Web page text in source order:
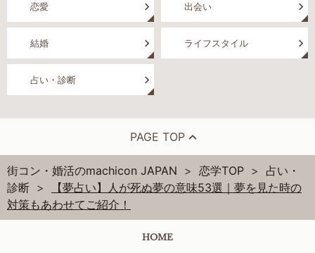
恋愛 出会い
結婚 ライフスタイル
占い・診断
PAGE TOP
街コン・婚活のmachicon JAPAN 恋学TOP
占い・
診断
【夢占い】人が死ぬ夢の意味53選｜夢を見た時の
対策もあわせてご紹介！
HOME